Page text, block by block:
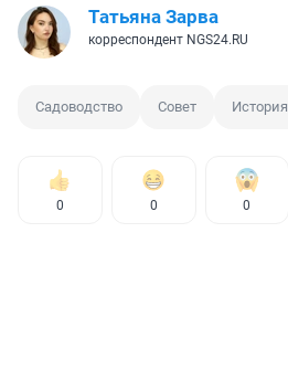
Татьяна Зарва
корреспондент NGS24.RU
Садоводство Совет История
0 0 0